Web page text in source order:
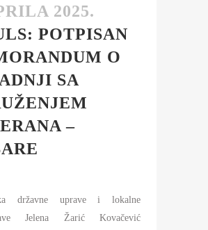
2025.
POTPISAN
O
SA
–
državne uprave i lokalne
Jelena Žarić Kovačević